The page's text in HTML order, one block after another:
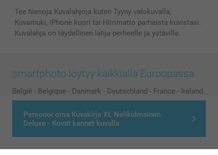
Personoi oma Kuvakirja XL Nelikulmainen
Deluxe - Kovat kannet kuvalla
Tee hienoja Kuvalahjoja kuten Tyyny valokuvalla,
Kuvamuki, iPhone kuori tai Hiirimatto parhaista kuvistasi.
Kuvalahja on täydellinen lahja perheelle ja ystäville.
smartphoto löytyy kaikkialla Euroopassa
België - Belgique - Danmark - Deutschland - France - Ireland
Switzerland - Suomi - Sverige - United Kingdom
Other Countries